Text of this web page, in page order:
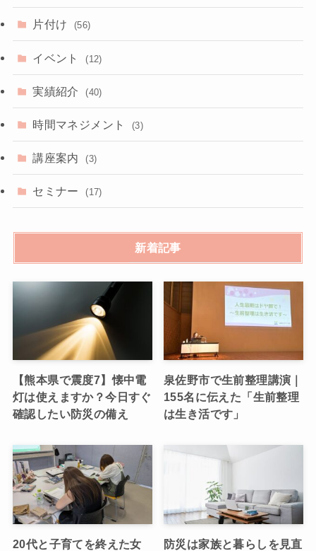
片付け (56)
イベント (12)
実績紹介 (40)
時間マネジメント (3)
講座案内 (3)
セミナー (17)
新着記事
【熊本県で震度7】懐中電
灯は使えますか？今日すぐ
確認したい防災の備え
泉佐野市で生前整理講演｜
155名に伝えた「生前整理
は生き活です」
20代と子育てを終えた女
防災は家族と暮らしを見直